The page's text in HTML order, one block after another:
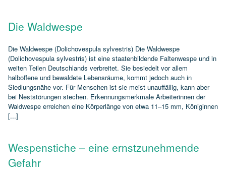
Die Waldwespe
Die Waldwespe (Dolichovespula sylvestris) Die Waldwespe
(Dolichovespula sylvestris) ist eine staatenbildende Faltenwespe und in
weiten Teilen Deutschlands verbreitet. Sie besiedelt vor allem
halboffene und bewaldete Lebensräume, kommt jedoch auch in
Siedlungsnähe vor. Für Menschen ist sie meist unauffällig, kann aber
bei Neststörungen stechen. Erkennungsmerkmale Arbeiterinnen der
Waldwespe erreichen eine Körperlänge von etwa 11–15 mm, Königinnen
[...]
Wespenstiche – eine ernstzunehmende
Gefahr